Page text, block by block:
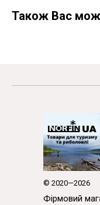
Також Вас
© 2020—2026
Фірмовий